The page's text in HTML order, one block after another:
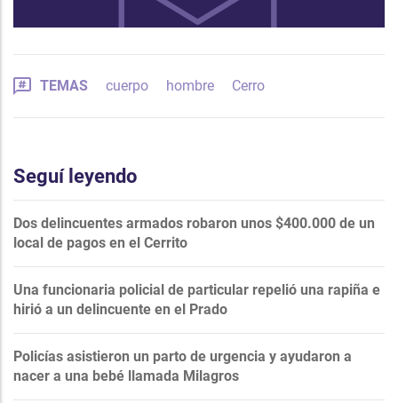
TEMAS cuerpo hombre Cerro
Seguí leyendo
Dos delincuentes armados robaron unos $400.000 de un
local de pagos en el Cerrito
Una funcionaria policial de particular repelió una rapiña e
hirió a un delincuente en el Prado
Policías asistieron un parto de urgencia y ayudaron a
nacer a una bebé llamada Milagros